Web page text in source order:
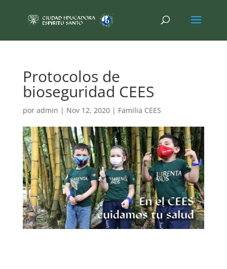
Protocolos de
bioseguridad CEES
por admin | Nov 12, 2020| Familia CEES